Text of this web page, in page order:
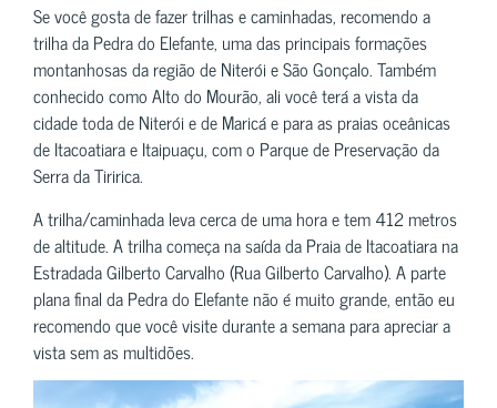
Se você gosta de fazer trilhas e caminhadas, recomendo a
trilha da Pedra do Elefante, uma das principais formações
montanhosas da região de Niterói e São Gonçalo. Também
conhecido como Alto do Mourão, ali você terá a vista da
cidade toda de Niterói e de Maricá e para as praias oceânicas
de Itacoatiara e Itaipuaçu, com o Parque de Preservação da
Serra da Tiririca.
A trilha/caminhada leva cerca de uma hora e tem 412 metros
de altitude. A trilha começa na saída da Praia de Itacoatiara na
Estradada Gilberto Carvalho (Rua Gilberto Carvalho). A parte
plana final da Pedra do Elefante não é muito grande, então eu
recomendo que você visite durante a semana para apreciar a
vista sem as multidões.